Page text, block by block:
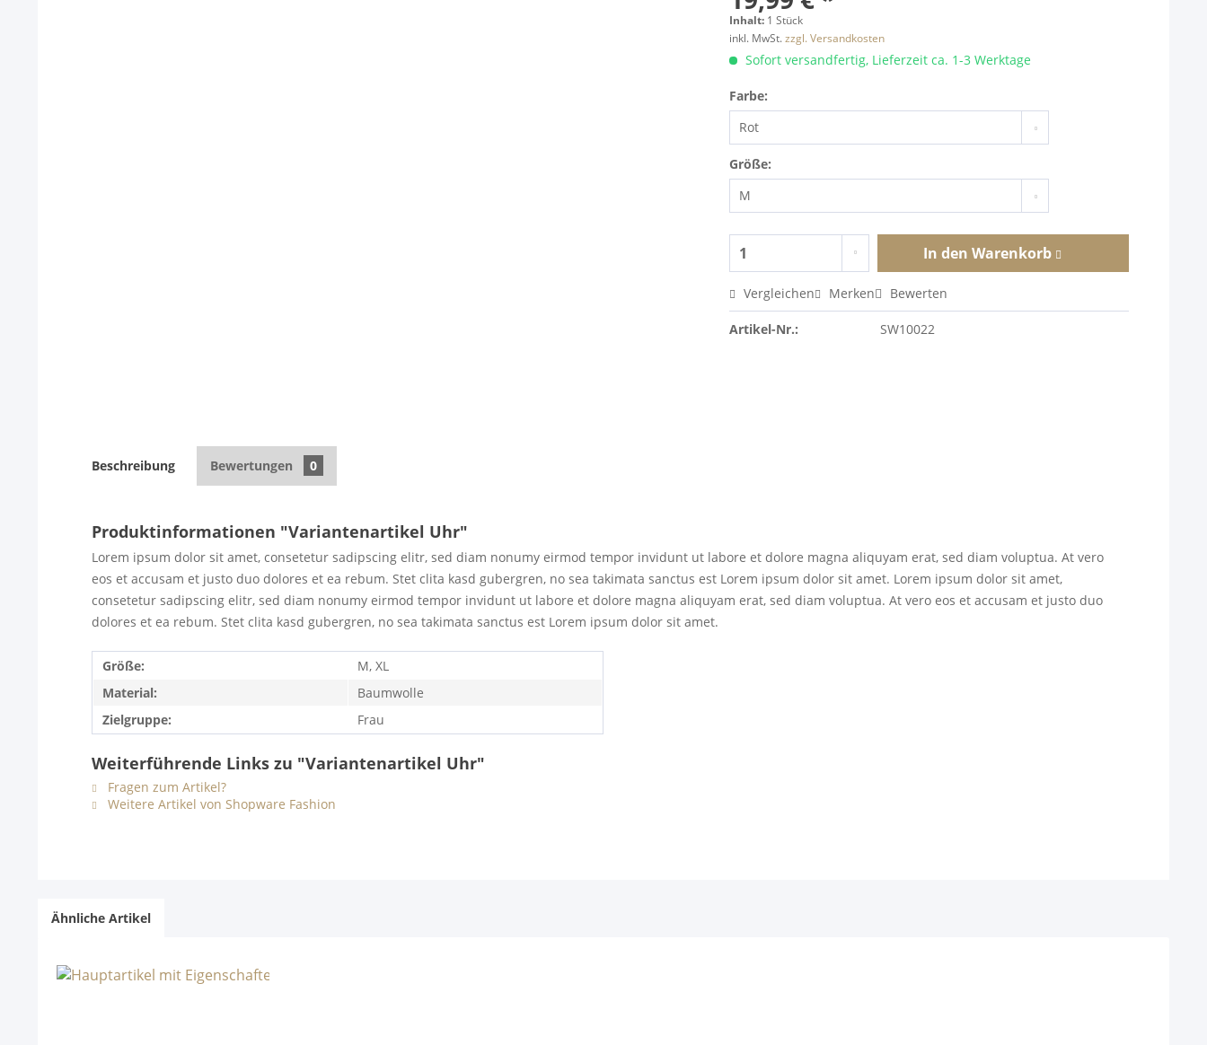
Inhalt: 1 Stück
inkl. MwSt.zzgl. Versandkosten
Sofort versandfertig, Lieferzeit ca. 1-3 Werktage
Farbe:
Größe:
In den Warenkorb
Vergleichen Merken Bewerten
Artikel-Nr.: SW10022
Beschreibung Bewertungen 0
Produktinformationen "Variantenartikel Uhr"
Lorem ipsum dolor sit amet, consetetur sadipscing elitr, sed diam nonumy eirmod tempor invidunt ut labore et dolore magna aliquyam erat, sed diam voluptua. At vero
eos et accusam et justo duo dolores et ea rebum. Stet clita kasd gubergren, no sea takimata sanctus est Lorem ipsum dolor sit amet. Lorem ipsum dolor sit amet,
consetetur sadipscing elitr, sed diam nonumy eirmod tempor invidunt ut labore et dolore magna aliquyam erat, sed diam voluptua. At vero eos et accusam et justo duo
dolores et ea rebum. Stet clita kasd gubergren, no sea takimata sanctus est Lorem ipsum dolor sit amet.
Größe:
M, XL
Material:
Baumwolle
Zielgruppe:
Frau
Weiterführende Links zu "Variantenartikel Uhr"
Fragen zum Artikel?
Weitere Artikel von Shopware Fashion
Ähnliche Artikel